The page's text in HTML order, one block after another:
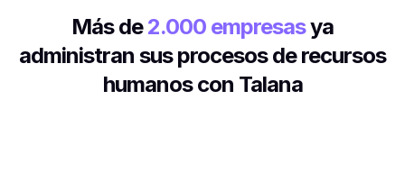
Más de2.000 empresasya
administran sus procesos de recursos
humanos con Talana